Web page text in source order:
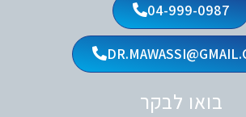
04-999-0987
בואו לבקר